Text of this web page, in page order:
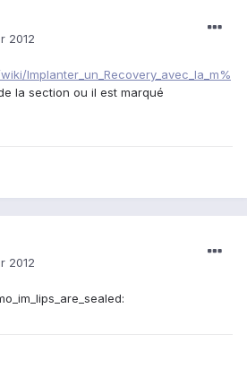
2012
Implanter_un_Recovery_avec_la_m%
la section ou il est marqué
2012